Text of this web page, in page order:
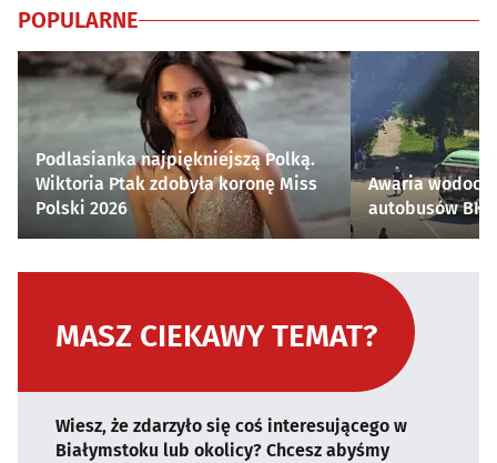
POPULARNE
Podlasianka najpiękniejszą Polką.
Wiktoria Ptak zdobyła koronę Miss
Polski 2026
Awaria
autobusów
MASZ CIEKAWY TEMAT?
Wiesz, że zdarzyło się coś interesującego w
Białymstoku lub okolicy? Chcesz abyśmy